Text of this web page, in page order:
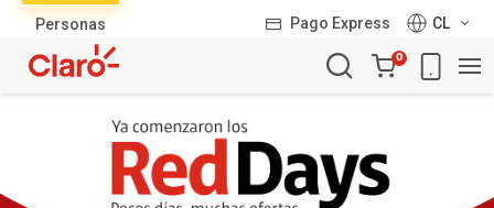
Personas Pago Express
CL
Carro
de
0
productos